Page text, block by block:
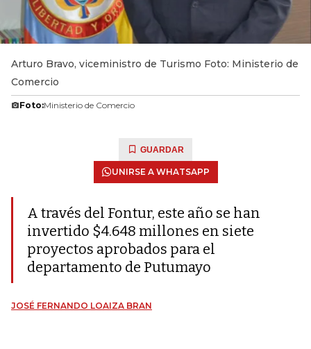
Arturo Bravo, viceministro de Turismo Foto: Ministerio de
Comercio
Foto:Ministerio de Comercio
GUARDAR
UNIRSE A WHATSAPP
A través del Fontur, este año se han
invertido $4.648 millones en siete
proyectos aprobados para el
departamento de Putumayo
JOSÉ FERNANDO LOAIZA BRAN